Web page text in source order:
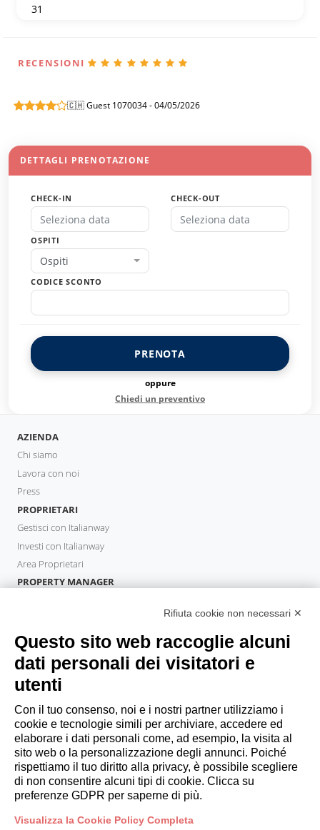
31
RECENSIONI
🇨🇭 Guest 1070034 - 04/05/2026
DETTAGLI PRENOTAZIONE
CHECK-IN CHECK-OUT
OSPITI
Ospiti
CODICE SCONTO
PRENOTA
oppure
Chiedi un preventivo
AZIENDA
Chi siamo
Lavora con noi
Press
PROPRIETARI
Gestisci con Italianway
Investi con Italianway
Area Proprietari
PROPERTY MANAGER
OSPITI
Prenota un soggiorno
Soggiorni lunghi
Esperienze per gli ospiti
Sconti per gli ospiti
Convenzioni per Aziende
booking@italianway.house
+390286882952
Rifiuta cookie non necessari ✕
Questo sito web raccoglie alcuni
dati personali dei visitatori e
utenti
Con il tuo consenso, noi e i nostri partner utilizziamo i
cookie e tecnologie simili per archiviare, accedere ed
elaborare i dati personali come, ad esempio, la visita al
sito web o la personalizzazione degli annunci. Poiché
rispettiamo il tuo diritto alla privacy, è possibile scegliere
di non consentire alcuni tipi di cookie. Clicca su
preferenze GDPR per saperne di più.
Visualizza la Cookie Policy Completa